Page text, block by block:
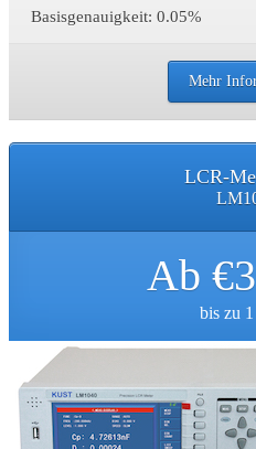
Basisgenauigkeit: 0.05%
Mehr
LCR-
Ab
bis zu